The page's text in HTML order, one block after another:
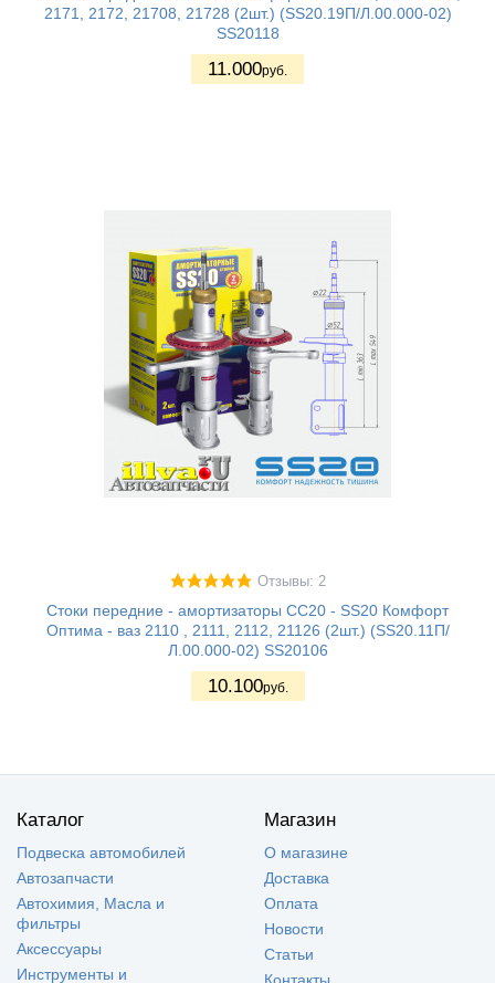
2171, 2172, 21708, 21728 (2шт.) (SS20.19П/Л.00.000-02)
SS20118
11.000руб.
Отзывы: 2
Стоки передние - амортизаторы СС20 - SS20 Комфорт
Оптима - ваз 2110 , 2111, 2112, 21126 (2шт.) (SS20.11П/
Л.00.000-02) SS20106
10.100руб.
Каталог
Подвеска автомобилей
Автозапчасти
Автохимия, Масла и
фильтры
Аксессуары
Инструменты и
Магазин
О магазине
Доставка
Оплата
Новости
Статьи
Контакты